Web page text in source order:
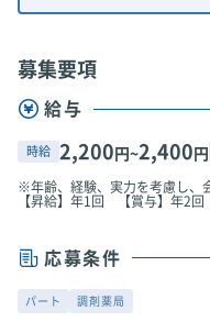
募集要項
給与
時給 2,200 円~2,400 円
※年齢、経験、実力を考慮し、
【昇給】年1回 【賞与】年2回
応募条件
パート 調剤薬局